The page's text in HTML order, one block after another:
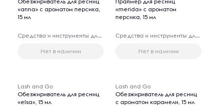
«anna» с ароматом персика,
15 мл
Средства и инструменты для наращивания ресниц
Нет в наличии
«merida» с ароматом
персика, 15 мл
Средства и инструменты для наращивания ресниц
Нет в наличии
Lash and Go
Обезжириватель для ресниц
«elsa», 15 мл
Lash and Go
Обезжириватель для ресниц
с ароматом карамели, 15 мл